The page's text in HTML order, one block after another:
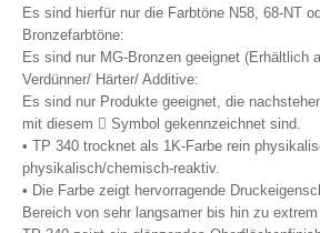
Es sind hierfür nur die Farbtöne N58, 68-NT
Bronzefarbtöne:
Es sind nur MG-Bronzen geeignet (Erhältlich
Verdünner/ Härter/ Additive:
Es sind nur Produkte geeignet, die
mit diesem  Symbol gekennzeichnet sind.
• TP 340 trocknet als 1K-Farbe rein
physikalisch/chemisch-reaktiv.
• Die Farbe zeigt hervorragende
Bereich von sehr langsamer bis hin zu